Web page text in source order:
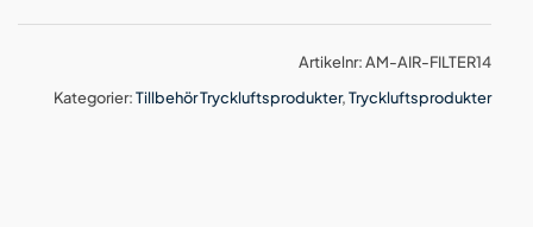
Artikelnr:AM-AIR-FILTER14
Kategorier:Tillbehör Tryckluftsprodukter,Tryckluftsprodukter